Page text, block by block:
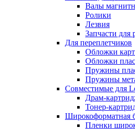
Валы
Ролики
Лезвия
Запчасти для
Для переплетчиков
Обложки
Обложки
Пружины
Пружины
Совместимые для
Драм-
Тонер-
Широкоформатная
Пленки